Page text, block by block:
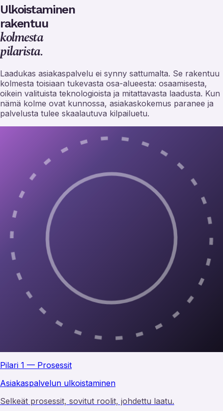
Ulkoistaminen
rakentuu
kolmesta
pilarista.
Laadukas asiakaspalvelu ei synny sattumalta. Se rakentuu
kolmesta toisiaan tukevasta osa-alueesta: osaamisesta,
oikein valituista teknologioista ja mitattavasta laadusta. Kun
nämä kolme ovat kunnossa, asiakaskokemus paranee ja
palvelusta tulee skaalautuva kilpailuetu.
Pilari 1 — Prosessit
Asiakaspalvelun ulkoistaminen
Selkeät prosessit, sovitut roolit, johdettu laatu.